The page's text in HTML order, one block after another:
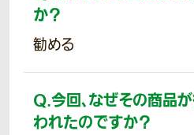
か？
勧める
Q.今回、なぜその商品が
われたのですか？